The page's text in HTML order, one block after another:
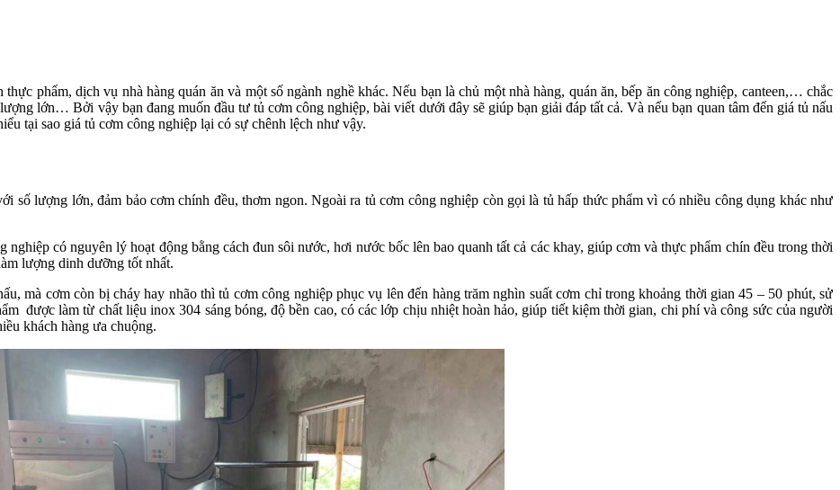
phẩm, dịch vụ nhà hàng quán ăn và một số ngành nghề khác. Nếu bạn là chủ một nhà hàng, quán ăn, bếp ăn công nghiệp, canteen,… chắc
lớn… Bởi vậy bạn đang muốn đầu tư tủ cơm công nghiệp, bài viết dưới đây sẽ giúp bạn giải đáp tất cả. Và nếu bạn quan tâm đến giá tủ nấu
tại sao giá tủ cơm công nghiệp lại có sự chênh lệch như vậy.
số lượng lớn, đảm bảo cơm chính đều, thơm ngon. Ngoài ra tủ cơm công nghiệp còn gọi là tủ hấp thức phẩm vì có nhiều công dụng khác như
nghiệp có nguyên lý hoạt động bằng cách đun sôi nước, hơi nước bốc lên bao quanh tất cả các khay, giúp cơm và thực phẩm chín đều trong thời
lượng dinh dưỡng tốt nhất.
mà cơm còn bị cháy hay nhão thì tủ cơm công nghiệp phục vụ lên đến hàng trăm nghìn suất cơm chỉ trong khoảng thời gian 45 – 50 phút, sử
được làm từ chất liệu inox 304 sáng bóng, độ bền cao, có các lớp chịu nhiệt hoàn hảo, giúp tiết kiệm thời gian, chi phí và công sức của người
khách hàng ưa chuộng.